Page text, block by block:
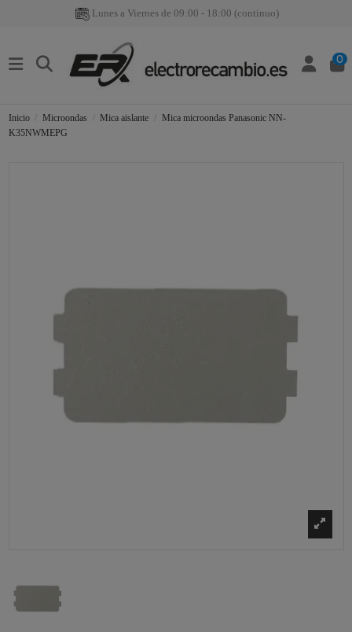
Lunes a Viernes de 09:00 - 18:00 (continuo)
0
Inicio Microondas Mica aislante
Mica microondas Panasonic NN-
K35NWMEPG